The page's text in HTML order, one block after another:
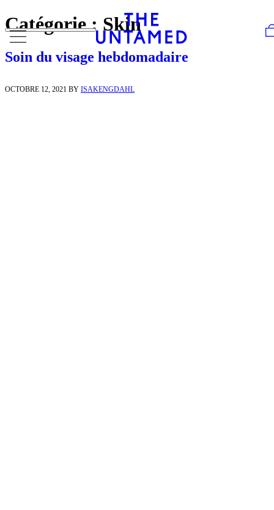
Skip to content
Catégorie : Skin
Soin du visage hebdomadaire
OCTOBRE 12, 2021 BY ISAKENGDAHL